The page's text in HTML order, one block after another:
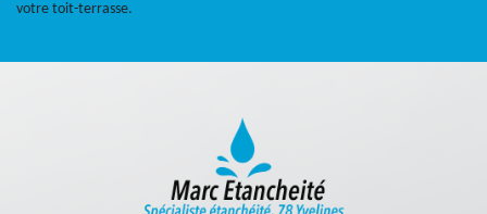
votre toit-terrasse.